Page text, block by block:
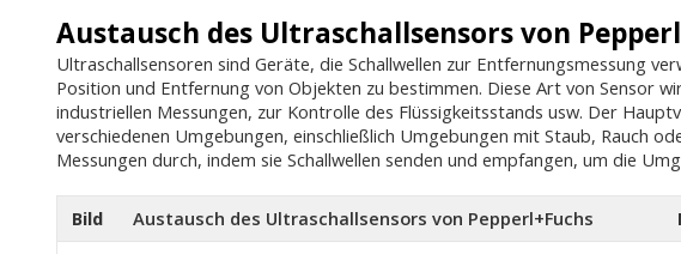
Austausch des Ultraschallsensors von
Ultraschallsensoren sind Geräte, die Schallwellen zur Entfernungsmessung
Position und Entfernung von Objekten zu bestimmen. Diese Art von Sensor
industriellen Messungen, zur Kontrolle des Flüssigkeitsstands usw. Der
verschiedenen Umgebungen, einschließlich Umgebungen mit Staub, Rauch
Messungen durch, indem sie Schallwellen senden und empfangen, um die
Bild Austausch des Ultraschallsensors von Pepperl+Fuchs